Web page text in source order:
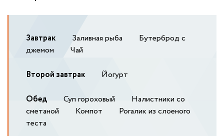
Завтрак Заливная рыба
Бутерброд с
джемом
Чай
Второй завтрак Йогурт
Обед Суп гороховый
Налистники со
сметаной
Компот
Рогалик из слоеного
теста